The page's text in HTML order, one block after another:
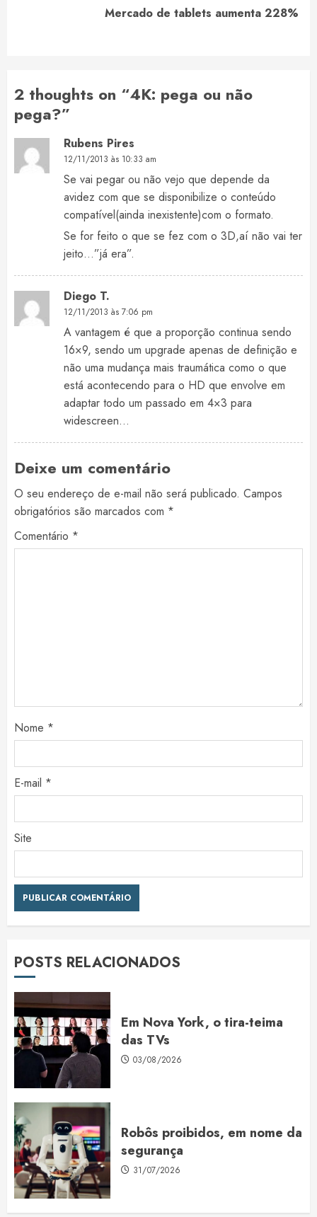
Mercado de tablets aumenta 228%
2 thoughts on “4K: pega ou não
pega?”
Rubens Pires
12/11/2013 às 10:33 am
Se vai pegar ou não vejo que depende da
avidez com que se disponibilize o conteúdo
compatível(ainda inexistente)com o formato.
Se for feito o que se fez com o 3D,aí não vai ter
jeito…”já era”.
Diego T.
12/11/2013 às 7:06 pm
A vantagem é que a proporção continua sendo
16×9, sendo um upgrade apenas de definição e
não uma mudança mais traumática como o que
está acontecendo para o HD que envolve em
adaptar todo um passado em 4×3 para
widescreen…
Deixe um comentário
O seu endereço de e-mail não será publicado. Campos
obrigatórios são marcados com *
Comentário *
Nome *
E-mail *
Site
POSTS RELACIONADOS
Em Nova York, o tira-teima
das TVs
03/08/2026
Robôs proibidos, em nome da
segurança
31/07/2026